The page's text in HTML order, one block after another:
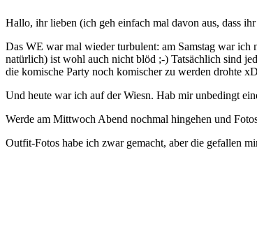
Hallo, ihr lieben (ich geh einfach mal davon aus, dass
Das WE war mal wieder turbulent: am Samstag war
natürlich) ist wohl auch nicht blöd ;-) Tatsächlich sind
die komische Party noch komischer zu werden drohte xD
Und heute war ich auf der Wiesn. Hab mir unbedingt
Werde am Mittwoch Abend nochmal hingehen und
Outfit-Fotos habe ich zwar gemacht, aber die gefallen